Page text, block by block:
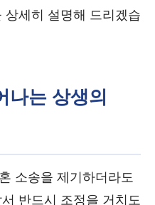
상세히 설명해 드리겠습
나는 상생의
소송을 제기하더라도
반드시 조정을 거치도